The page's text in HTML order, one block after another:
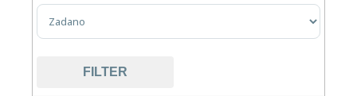
Sort Products
FILTER